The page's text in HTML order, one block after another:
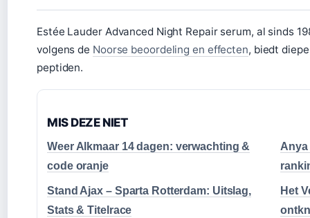
Estée Lauder Advanced Night Repair serum, al sinds
volgens de Noorse beoordeling en effecten, biedt
peptiden.
MIS DEZE NIET
Weer Alkmaar 14 dagen: verwachting &
code oranje
Anya
Stand Ajax – Sparta Rotterdam: Uitslag,
Stats & Titelrace
Het